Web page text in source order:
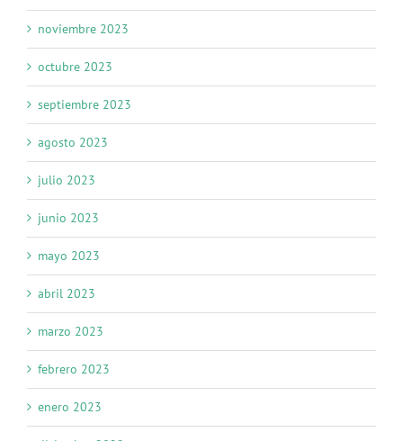
noviembre 2023
octubre 2023
septiembre 2023
agosto 2023
julio 2023
junio 2023
mayo 2023
abril 2023
marzo 2023
febrero 2023
enero 2023